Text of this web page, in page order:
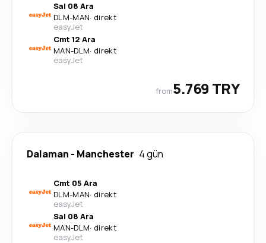
Sal 08 Ara
DLM-MAN· direkt
easyJet
Cmt 12 Ara
MAN-DLM· direkt
easyJet
from5.769 TRY
Dalaman - Manchester 4 gün
Cmt 05 Ara
DLM-MAN· direkt
easyJet
Sal 08 Ara
MAN-DLM· direkt
easyJet